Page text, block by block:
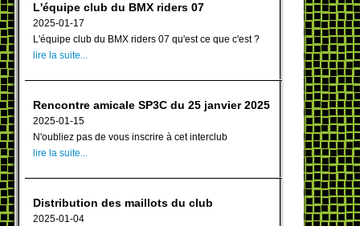
L'équipe club du BMX riders 07
2025-01-17
L'équipe club du BMX riders 07 qu'est ce que c'est ?
lire la suite...
Rencontre amicale SP3C du 25 janvier 2025
2025-01-15
N'oubliez pas de vous inscrire à cet interclub
lire la suite...
Distribution des maillots du club
2025-01-04